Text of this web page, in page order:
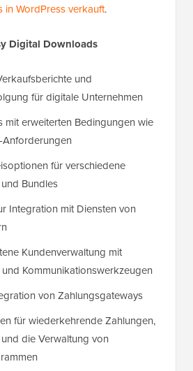
WordPress verkauft.
Digital Downloads
und
für digitale Unternehmen
mit erweiterten Bedingungen wie
für verschiedene
Bundles
Integration mit Diensten von
Kundenverwaltung mit
Kommunikationswerkzeugen
von Zahlungsgateways
für wiederkehrende Zahlungen,
die Verwaltung von